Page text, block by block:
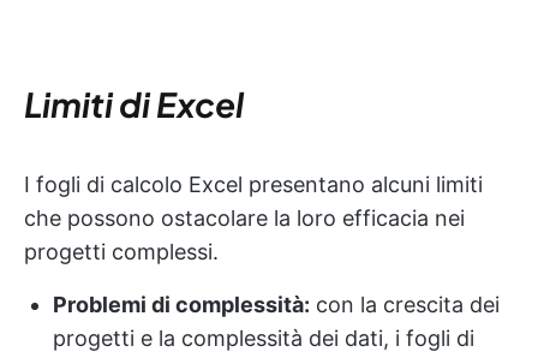
Limiti di Excel
I fogli di calcolo Excel presentano alcuni limiti
che possono ostacolare la loro efficacia nei
progetti complessi.
Problemi di complessità: con la crescita dei
progetti e la complessità dei dati, i fogli di